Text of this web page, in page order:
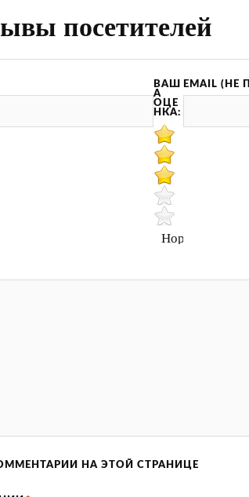
посетителей
EMAIL (НЕ
ВАШ
А
ОЦЕ
НКА:
Нормально
НА ЭТОЙ СТРАНИЦЕ